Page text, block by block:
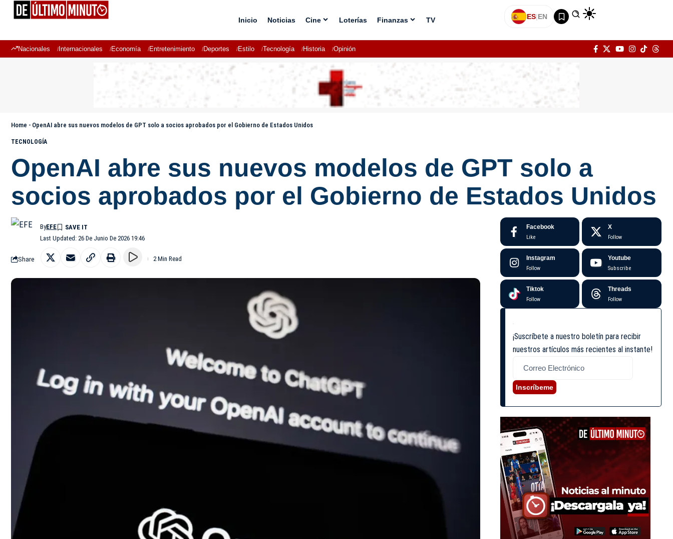
Inicio Noticias Cine Loterías Finanzas TV ES|EN
Nacionales Internacionales Economía Entretenimiento Deportes Estilo Tecnología Historia Opinión
Home - OpenAI abre sus nuevos modelos de GPT solo a socios aprobados por el Gobierno de Estados Unidos
TECNOLOGÍA
OpenAI abre sus nuevos modelos de GPT solo a
socios aprobados por el Gobierno de Estados Unidos
Last Updated: 26 De Junio De 2026 19:46
ByEFE
Share 2 Min Read
Facebook
Like
X
Follow
Instagram
Follow
Youtube
Subscribe
Tiktok
Follow
Threads
Follow
¡Suscríbete a nuestro boletín para recibir
nuestros artículos más recientes al instante!
Inscríbeme